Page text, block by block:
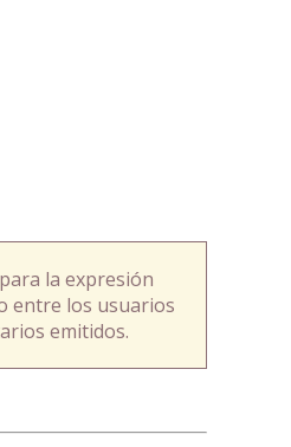
la expresión
entre los usuarios
emitidos.